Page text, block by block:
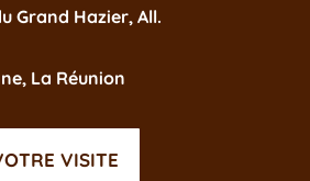
Grand Hazier, All.
La Réunion
VISITE